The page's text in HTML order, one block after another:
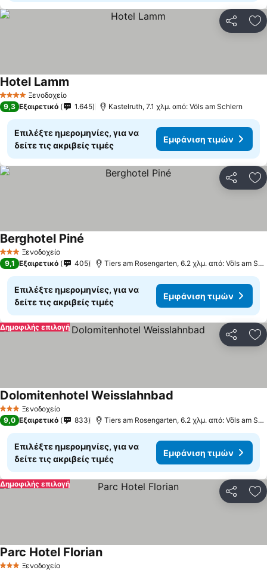
4 ΑστέριαΞενοδοχείο
Hotel Lamm
9,3 Εξαιρετικό 1.645 Kastelruth, 7.1 χλμ. από: Völs am Schlern
Επιλέξτε ημερομηνίες, για να
δείτε τις ακριβείς τιμές
Εμφάνιση τιμών
3 ΑστέριαΞενοδοχείο
Berghotel Piné
9,1 Εξαιρετικό 405 Tiers am Rosengarten, 6.2 χλμ. από: Völs am Schlern
Επιλέξτε ημερομηνίες, για να
δείτε τις ακριβείς τιμές
Εμφάνιση τιμών
Δημοφιλής επιλογή
3 ΑστέριαΞενοδοχείο
Dolomitenhotel Weisslahnbad
9,0 Εξαιρετικό 833 Tiers am Rosengarten, 6.2 χλμ. από: Völs am Schlern
Επιλέξτε ημερομηνίες, για να
δείτε τις ακριβείς τιμές
Εμφάνιση τιμών
Δημοφιλής επιλογή
Ξενοδοχείο
Parc Hotel Florian